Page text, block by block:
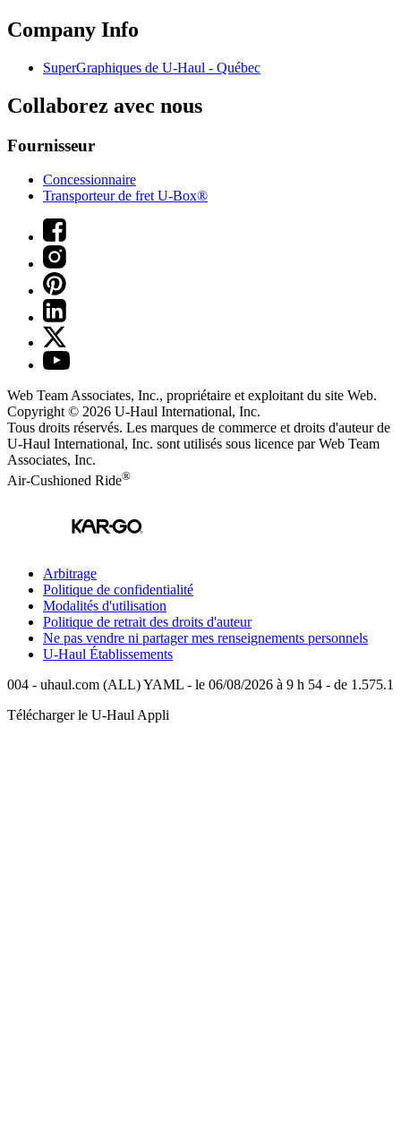
Company Info
SuperGraphiques de U-Haul - Québec
Collaborez avec nous
Fournisseur
Concessionnaire
Transporteur de fret U-Box®
Web Team Associates, Inc., propriétaire et exploitant du site Web.
Copyright © 2026 U-Haul International, Inc.
Tous droits réservés. Les marques de commerce et droits d'auteur de
U-Haul International, Inc. sont utilisés sous licence par Web Team
Associates, Inc.
Air-Cushioned Ride®
Arbitrage
Politique de confidentialité
Modalités d'utilisation
Politique de retrait des droits d'auteur
Ne pas vendre ni partager mes renseignements personnels
U-Haul Établissements
004 - uhaul.com (ALL) YAML - le 06/08/2026 à 9 h 54 - de 1.575.1
Télécharger le U-Haul Appli